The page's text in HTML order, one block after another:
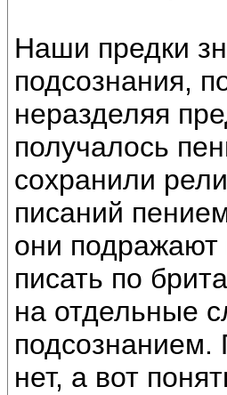
Наши предки
подсознания,
неразделяя
получалось
сохранили
писаний
они подражают
писать по
на отдельные
подсознанием.
нет, а вот